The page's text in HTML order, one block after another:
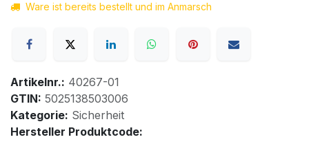
Ware ist bereits bestellt und im Anmarsch
Artikelnr.: 40267-01
GTIN: 5025138503006
Kategorie: Sicherheit
Hersteller Produktcode: